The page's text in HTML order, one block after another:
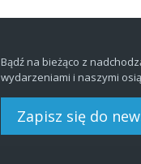
Bądź na bieżąco z
wydarzeniami i naszymi
Zapisz się do